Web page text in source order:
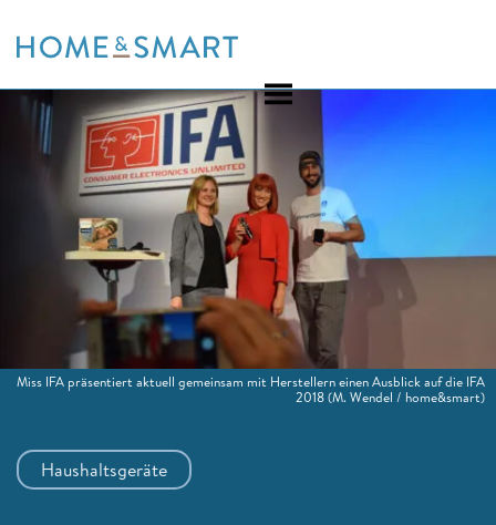
to
Haushaltsgeräte
Miss IFA präsentiert aktuell gemeinsam mit Herstellern einen Ausblick auf die IFA
2018(M. Wendel / home&smart)